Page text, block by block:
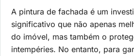
A pintura de fachada é um
significativo que não apenas
do imóvel, mas também o
intempéries. No entanto, para